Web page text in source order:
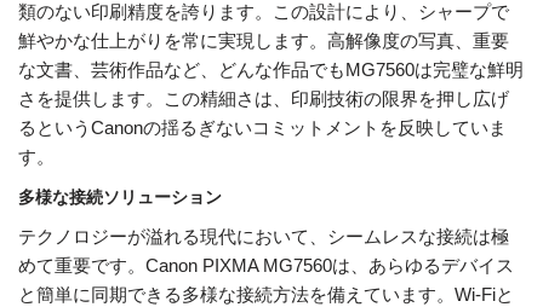
類のない印刷精度を誇ります。この設計により、シャープで
鮮やかな仕上がりを常に実現します。高解像度の写真、重要
な文書、芸術作品など、どんな作品でもMG7560は完璧な鮮明
さを提供します。この精細さは、印刷技術の限界を押し広げ
るというCanonの揺るぎないコミットメントを反映していま
す。
多様な接続ソリューション
テクノロジーが溢れる現代において、シームレスな接続は極
めて重要です。Canon PIXMA MG7560は、あらゆるデバイス
と簡単に同期できる多様な接続方法を備えています。Wi-Fiと